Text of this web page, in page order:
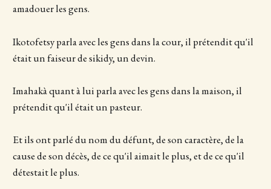
amadouer les gens.
Ikotofetsy parla avec les gens dans la cour, il prétendit qu'il
était un faiseur de sikidy, un devin.
Imahakà quant à lui parla avec les gens dans la maison, il
prétendit qu'il était un pasteur.
Et ils ont parlé du nom du défunt, de son caractère, de la
cause de son décès, de ce qu'il aimait le plus, et de ce qu'il
détestait le plus.